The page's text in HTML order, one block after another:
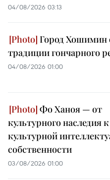
04/08/2026 03:13
Город Хошимин
традиции гончарного
04/08/2026 01:00
Фо Ханоя — от
культурного наследия к
культурной
собственности
03/08/2026 01:00